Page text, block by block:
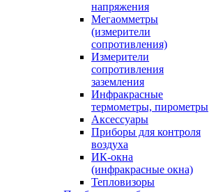
напряжения
Мегаомметры
(измерители
сопротивления)
Измерители
сопротивления
заземления
Инфракрасные
термометры, пирометры
Аксессуары
Приборы для контроля
воздуха
ИК-окна
(инфракрасные окна)
Тепловизоры